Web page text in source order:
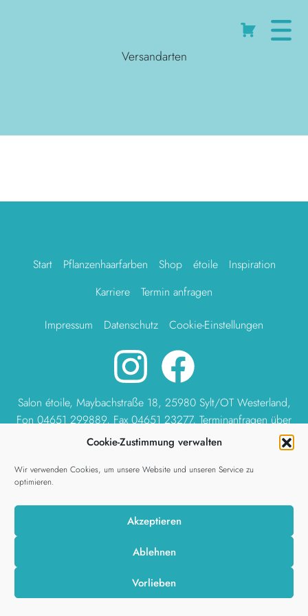
Cookie-Zustimmung verwalten
Wir verwenden Cookies, um unsere Website und unseren Service zu
optimieren.
Akzeptieren
Ablehnen
Vorlieben
Cart
Versandarten
Start Pflanzenhaarfarben Shop étoile
Inspiration
Karriere
Termin anfragen
Impressum Datenschutz Cookie-Einstellungen
Salon étoile, Maybachstraße 18, 25980 Sylt/OT Westerland,
Fon04651 299889, Fax0465123277, Terminanfragen über
Formularoder ananfrage@etoile-sylt.de
© 2026 étoile